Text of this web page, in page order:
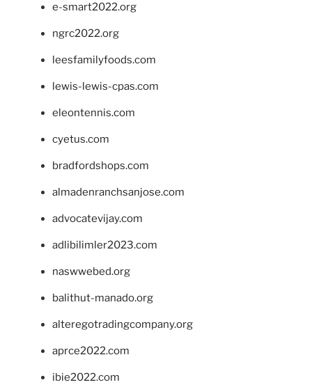
e-smart2022.org
ngrc2022.org
leesfamilyfoods.com
lewis-lewis-cpas.com
eleontennis.com
cyetus.com
bradfordshops.com
almadenranchsanjose.com
advocatevijay.com
adlibilimler2023.com
naswwebed.org
balithut-manado.org
alteregotradingcompany.org
aprce2022.com
ibie2022.com